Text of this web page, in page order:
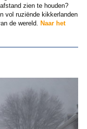
zien te houden?
vol ruziënde kikkerlanden
de wereld. Naar het